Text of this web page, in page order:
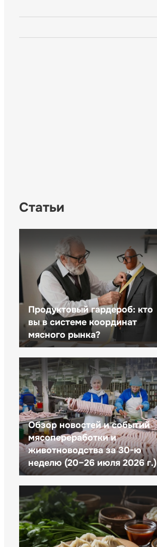
Статьи
Продуктовый гардероб: кто
вы в системе координат
мясного рынка?
Обзор новостей и событий
мясопереработки и
животноводства за 30-ю
неделю (20–26 июля 2026 г.)